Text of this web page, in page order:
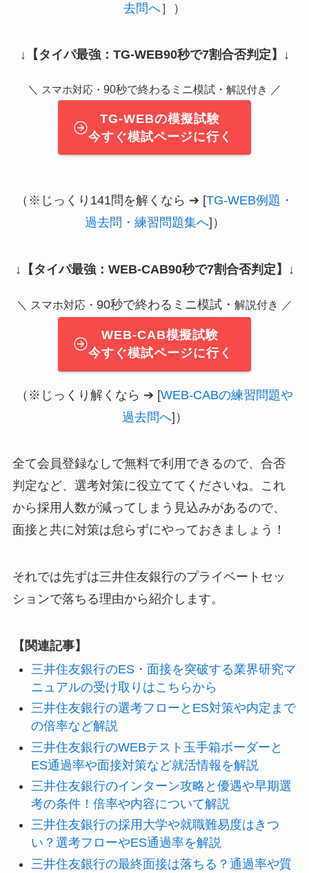
去問へ］）
↓ 【タイパ最強：TG-WEB90秒で7割合否判定】 ↓
＼ スマホ対応・ 90秒で終わるミニ模試・ 解説付き ／
TG-WEBの模擬試験
今すぐ模試ページに行く
（※じっくり141問を解くなら ➔ [TG-WEB例題・
過去問・練習問題集へ]）
↓ 【タイパ最強：WEB-CAB90秒で7割合否判定】 ↓
＼ スマホ対応・ 90秒で終わるミニ模試・ 解説付き ／
WEB-CAB模擬試験
今すぐ模試ページに行く
（※じっくり解くなら ➔ [WEB-CABの練習問題や
過去問へ]）
全て会員登録なしで無料で利用できるので、合否
判定など、選考対策に役立ててくださいね。これ
から採用人数が減ってしまう見込みがあるので、
面接と共に対策は怠らずにやっておきましょう！
それでは先ずは三井住友銀行のプライベートセッ
ションで落ちる理由から紹介します。
【関連記事】
三井住友銀行のES・面接を突破する業界研究マ
ニュアルの受け取りはこちらから
三井住友銀行の選考フローとES対策や内定まで
の倍率など解説
三井住友銀行のWEBテスト玉手箱ボーダーと
ES通過率や面接対策など就活情報を解説
三井住友銀行のインターン攻略と優遇や早期選
考の条件！倍率や内容について解説
三井住友銀行の採用大学や就職難易度はきつ
い？選考フローやES通過率を解説
三井住友銀行の最終面接は落ちる？通過率や質